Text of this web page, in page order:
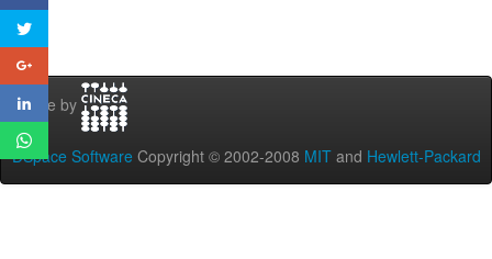
Theme by
DSpace Software Copyright © 2002-2008 MIT and Hewlett-Packard